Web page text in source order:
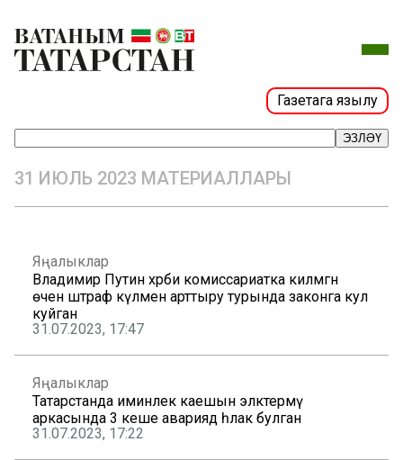
Газетага язылу
ЭЗЛӘҮ
31 ИЮЛЬ 2023 МАТЕРИАЛЛАРЫ
Яңалыклар
Владимир Путин хәрби комиссариатка килмәгән
өчен штраф күләмен арттыру турында законга кул
куйган
31.07.2023, 17:47
Яңалыклар
Татарстанда иминлек каешын эләктермәү
аркасында 3 кеше авариядә һәлак булган
31.07.2023, 17:22